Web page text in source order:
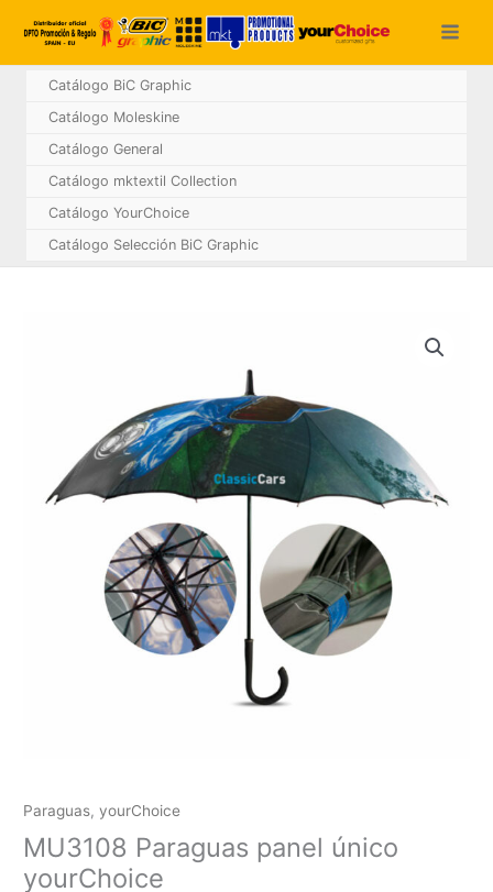
Catálogo BiC Graphic
Catálogo Moleskine
Catálogo General
Catálogo mktextil Collection
Catálogo YourChoice
Catálogo Selección BiC Graphic
Paraguas,yourChoice
MU3108 Paraguas panel único
yourChoice